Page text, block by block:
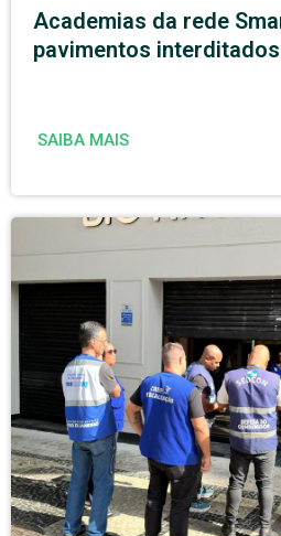
Academias da rede
pavimentos
SAIBA MAIS